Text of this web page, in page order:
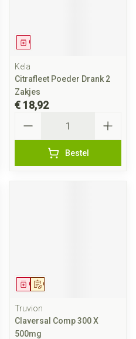
Geneesmiddel
Kela
Citrafleet Poeder Drank 2
Zakjes
€ 18,92
Bestel
Op voorschrift
Geneesmiddel
Truvion
Claversal Comp 300 X
500mg